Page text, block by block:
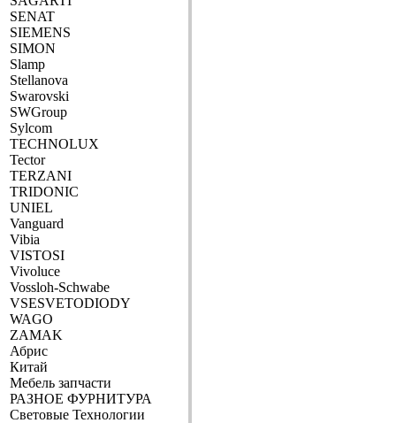
SENAT
SIEMENS
SIMON
Slamp
Stellanova
Swarovski
SWGroup
Sylcom
TECHNOLUX
Tector
TERZANI
TRIDONIC
UNIEL
Vanguard
Vibia
VISTOSI
Vivoluce
Vossloh-Schwabe
VSESVETODIODY
WAGO
ZAMAK
Абрис
Китай
Мебель запчасти
РАЗНОЕ ФУРНИТУРА
Световые Технологии